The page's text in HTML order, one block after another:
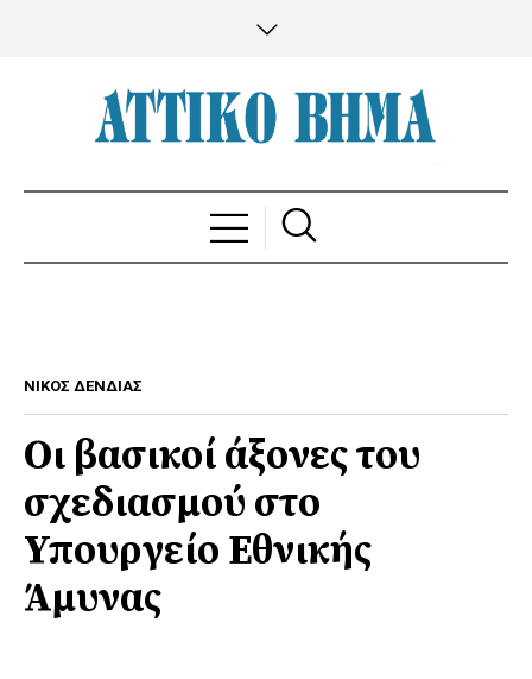
ΝΙΚΟΣ ΔΕΝΔΙΑΣ
Οι βασικοί άξονες του
σχεδιασμού στο
Υπουργείο Εθνικής
Άμυνας